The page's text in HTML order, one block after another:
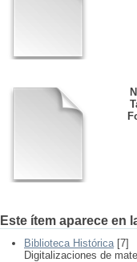
Este ítem aparece en
Biblioteca Histórica[7]
Digitalizaciones de